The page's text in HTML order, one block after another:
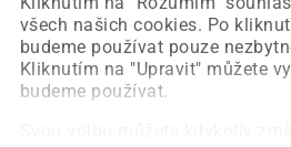
všech našich cookies. Po
budeme používat pouze
Kliknutím na "Upravit" můžete
budeme používat.
Obnovit stránku